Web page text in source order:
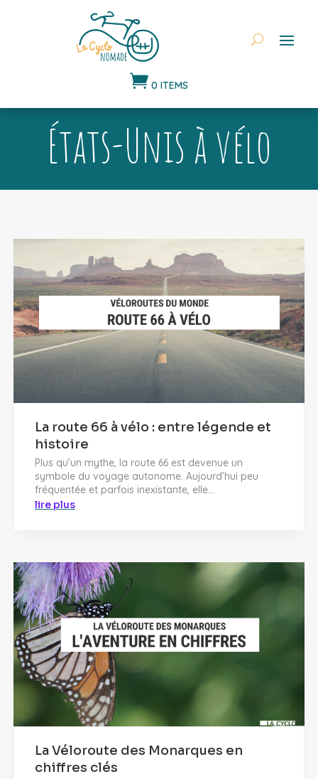
 0 ITEMS
États-Unis à vélo
La route 66 à vélo : entre légende et
histoire
Plus qu’un mythe, la route 66 est devenue un
symbole du voyage autonome. Aujourd’hui peu
fréquentée et parfois inexistante, elle...
lire plus
La Véloroute des Monarques en
chiffres clés